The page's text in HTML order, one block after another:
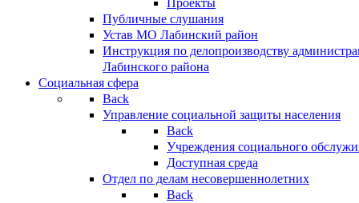
Проекты
Публичные слушания
Устав МО Лабинский район
Инструкция по делопроизводству
Лабинского района
Социальная сфера
Back
Управление социальной защиты населения
Back
Учреждения социального
Доступная среда
Отдел по делам несовершеннолетних
Back